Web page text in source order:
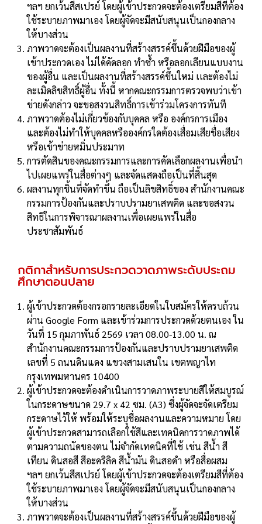
ฯลฯ ยกเว้นสีสเปรย์ โดยผู้เข้าประกวดจะต้องเตรียมสีที่ต้อง
ใช้ระบายภาพมาเอง โดยผู้จัดจะมีสนับสนุนเป็นกองกลาง
ให้บางส่วน
ภาพวาดจะต้องเป็นผลงานที่สร้างสรรค์ขึ้นด้วยฝีมือของผู้
เข้าประกวดเอง ไม่ได้คัดลอก ทำซ้ำ หรือลอกเลียนแบบงาน
ของผู้อื่น และเป็นผลงานที่สร้างสรรค์ขึ้นใหม่ เเละต้องไม่
ละเมิดลิขสิทธิ์ผู้อื่น ทั้งนี้ หากคณะกรรมการตรวจพบว่าเข้า
ข่ายดังกล่าว จะขอสงวนสิทธิ์การเข้าร่วมโครงการทันที
ภาพวาดต้องไม่เกี่ยวข้องกับบุคคล หรือ องค์กรการเมือง
และต้องไม่ทำให้บุคคลหรือองค์กรใดต้องเสื่อมเสียชื่อเสียง
หรือเข้าข่ายหมิ่นประมาท
การตัดสินของคณะกรรมการและการคัดเลือกผลงานเพื่อนำ
ไปเผยแพร่ในสื่อต่างๆ และจัดแสดงถือเป็นที่สิ้นสุด
ผลงานทุกชิ้นที่จัดทำขึ้น ถือเป็นลิขสิทธิ์ของ สำนักงานคณะ
กรรมการป้องกันและปราบปรามยาเสพติด และขอสงวน
สิทธิในการพิจารณาผลงานเพื่อเผยแพร่ในสื่อ
ประชาสัมพันธ์
กติกาสำหรับการประกวดวาดภาพระดับประถม
ศึกษาตอนปลาย
ผู้เข้าประกวดต้องกรอกรายละเอียดในใบสมัครให้ครบถ้วน
ผ่าน Google Form และเข้าร่วมการประกวดด้วยตนเอง ใน
วันที่ 15 กุมภาพันธ์ 2569 เวลา 08.00-13.00 น. ณ
สำนักงานคณะกรรมการป้องกันและปราบปรามยาเสพติด
เลขที่ 5 ถนนดินแดง แขวงสามเสนใน เขตพญาไท
กรุงเทพมหานคร 10400
ผู้เข้าประกวดจะต้องดำเนินการวาดภาพระบายสีให้สมบูรณ์
ในกระดาษขนาด 29.7 x 42 ซม. (A3) ซึ่งผู้จัดจะจัดเตรียม
กระดาษไว้ให้ พร้อมให้ระบุชื่อผลงานและความหมาย โดย
ผู้เข้าประกวดสามารถเลือกใช้สีและเทคนิคการวาดภาพได้
ตามความถนัดของตน ไม่จำกัดเทคนิคที่ใช้ เช่น สีน้ำ สี
เทียน ดินสอสี สีอะคริลิค สีน้ำมัน ดินสอดำ หรือสื่อผสม
ฯลฯ ยกเว้นสีสเปรย์ โดยผู้เข้าประกวดจะต้องเตรียมสีที่ต้อง
ใช้ระบายภาพมาเอง โดยผู้จัดจะมีสนับสนุนเป็นกองกลาง
ให้บางส่วน
ภาพวาดจะต้องเป็นผลงานที่สร้างสรรค์ขึ้นด้วยฝีมือของผู้